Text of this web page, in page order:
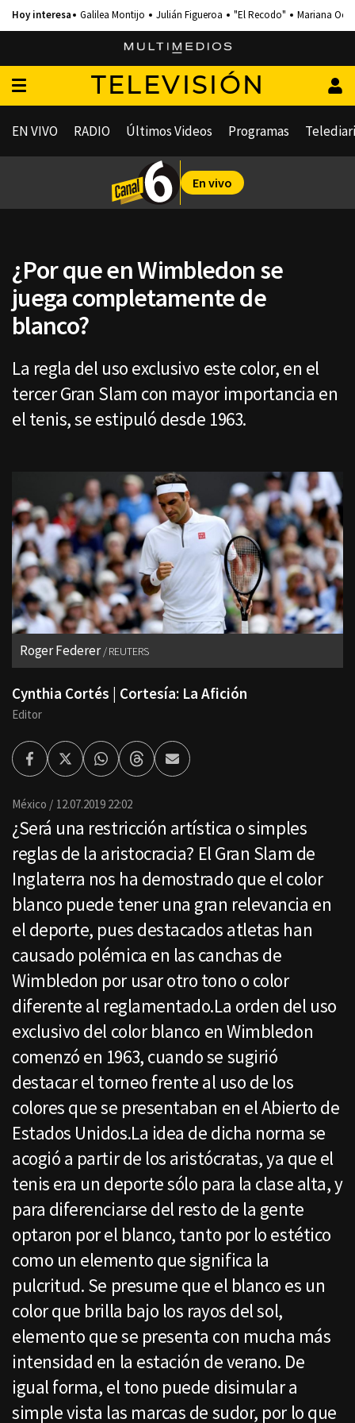
Galilea Montijo Julián Figueroa "El Recodo" Mariana
TELEVISIÓN
EN VIVO RADIO Últimos Videos Programas
En vivo
¿Por que en Wimbledon se
juega completamente de
blanco?
La regla del uso exclusivo este color, en el
tercer Gran Slam con mayor importancia en
el tenis, se estipuló desde 1963.
Roger Federer REUTERS
Cynthia Cortés | Cortesía: La Afición
Editor
FacebookTwitterWhatsappThreadsEnviar
por
México 12.07.2019 22:02
¿Será una restricción artística o simples
reglas de la aristocracia? El Gran Slam de
Inglaterra nos ha demostrado que el color
blanco puede tener una gran relevancia en
el deporte, pues destacados atletas han
causado polémica en las canchas de
Wimbledon por usar otro tono o color
diferente al reglamentado.La orden del uso
exclusivo del color blanco en Wimbledon
comenzó en 1963, cuando se sugirió
destacar el torneo frente al uso de los
colores que se presentaban en el Abierto de
Estados Unidos.La idea de dicha norma se
acogió a partir de los aristócratas, ya que el
tenis era un deporte sólo para la clase alta, y
para diferenciarse del resto de la gente
optaron por el blanco, tanto por lo estético
como un elemento que significa la
pulcritud. Se presume que el blanco es un
color que brilla bajo los rayos del sol,
elemento que se presenta con mucha más
intensidad en la estación de verano. De
igual forma, el tono puede disimular a
simple vista las marcas de sudor, por lo que